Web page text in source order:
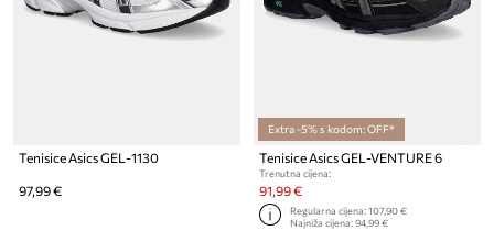
Tenisice Asics GEL-1130
97,99 €
Extra -5% s kodom: OFF*
Tenisice Asics GEL-VENTURE 6
Trenutna cijena:
91,99 €
Regularna cijena:107,90 €
Najniža cijena:94,99 €